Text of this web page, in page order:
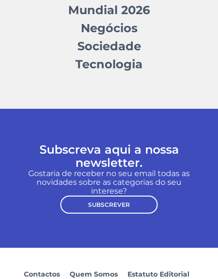
Mundial 2026
Negócios
Sociedade
Tecnologia
Subscreva aqui a nossa
newsletter.
Gostaria de receber no seu email todas as
novidades sobre as categorias do seu
interese?
SUBSCREVER
Contactos Quem Somos Estatuto Editorial